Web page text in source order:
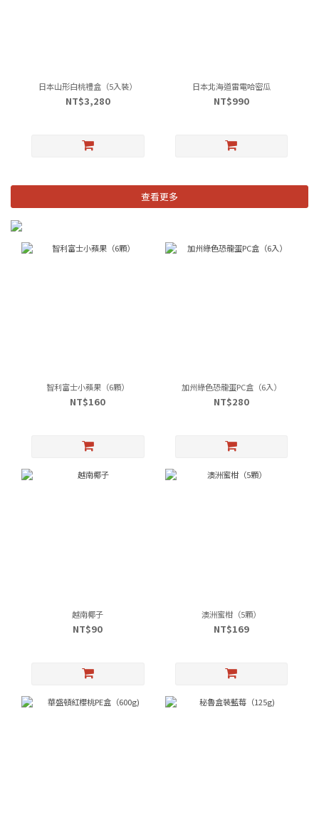
日本山形白桃禮盒（5入裝）
NT$3,280
日本北海道雷電哈密瓜
NT$990
查看更多
智利富士小蘋果（6顆）
NT$160
加州綠色恐龍蛋PC盒（6入）
NT$280
越南椰子
NT$90
澳洲蜜柑（5顆）
NT$169